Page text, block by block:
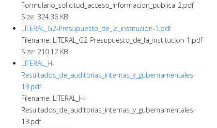
Formulario_solicitud_acceso_informacion_publica-2.pdf
Size: 324.36 KB
LITERAL_G2-Presupuesto_de_la_institucion-1.pdf
Filename: LITERAL_G2-Presupuesto_de_la_institucion-1.pdf
Size: 210.12 KB
LITERAL_H-
Resultados_de_auditorias_internas_y_gubernamentales-
13.pdf
Filename: LITERAL_H-
Resultados_de_auditorias_internas_y_gubernamentales-
13.pdf